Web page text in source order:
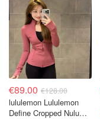
€89.00 €128.00
lululemon Lululemon
Define Cropped Nulu短